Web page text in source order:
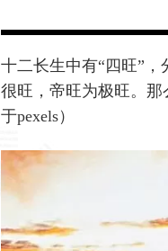
十二长生中有“四旺”
很旺，帝旺为极旺。
于pexels）